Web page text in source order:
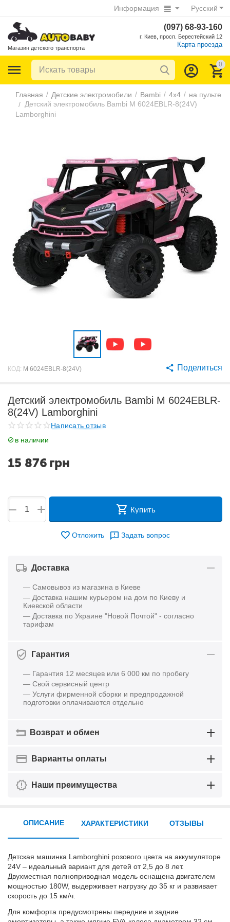
Русский
Информация
Магазин детского транспорта
(097) 68-93-160
г. Киев, просп. Берестейский 12
Карта проезда
0
Главная / Детские электромобили / Bambi / 4х4 / на пульте
/ Детский электромобиль Bambi M 6024EBLR-8(24V)
Lamborghini
КОД: M 6024EBLR-8(24V) Поделиться
Детский электромобиль Bambi M 6024EBLR-
8(24V) Lamborghini
Написать отзыв
в наличии
15 876 грн
+
− Купить
Отложить Задать вопрос
Доставка
— Самовывоз из магазина в Киеве
— Доставка нашим курьером на дом по Киеву и
Киевской области
— Доставка по Украине "Новой Почтой" - согласно
тарифам
Гарантия
— Гарантия 12 месяцев или 6 000 км по пробегу
— Свой сервисный центр
— Услуги фирменной сборки и предпродажной
подготовки оплачиваются отдельно
Возврат и обмен
Варианты оплаты
Наши преимущества
ОПИСАНИЕ
Детская машинка Lamborghini розового цвета на аккумуляторе
24V – идеальный вариант для детей от 2,5 до 8 лет.
Двухместная полноприводная модель оснащена двигателем
мощностью 180W, выдерживает нагрузку до 35 кг и развивает
скорость до 15 км/ч.
Для комфорта предусмотрены передние и задние
ХАРАКТЕРИСТИКИ ОТЗЫВЫ